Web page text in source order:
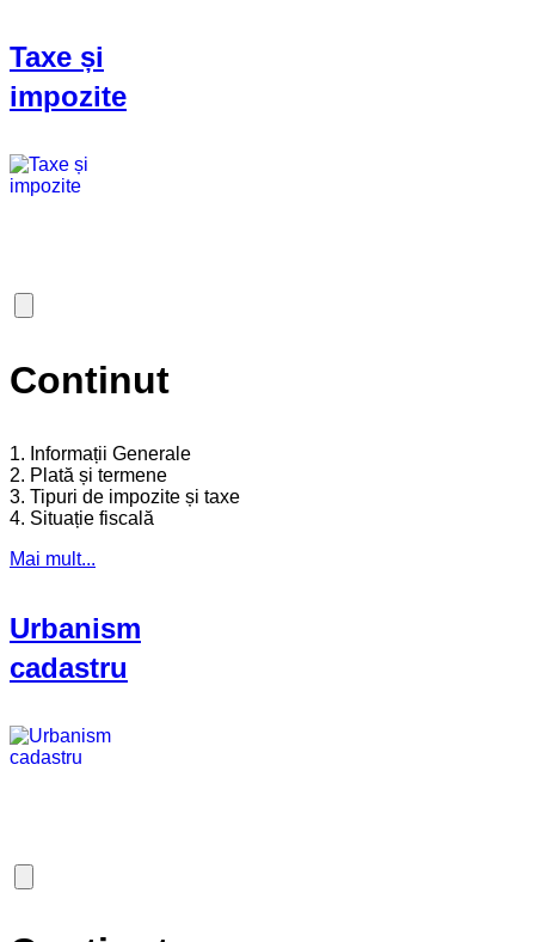
Taxe și
impozite
Continut
1. Informații Generale
2. Plată și termene
3. Tipuri de impozite și taxe
4. Situație fiscală
Mai mult...
Urbanism
cadastru